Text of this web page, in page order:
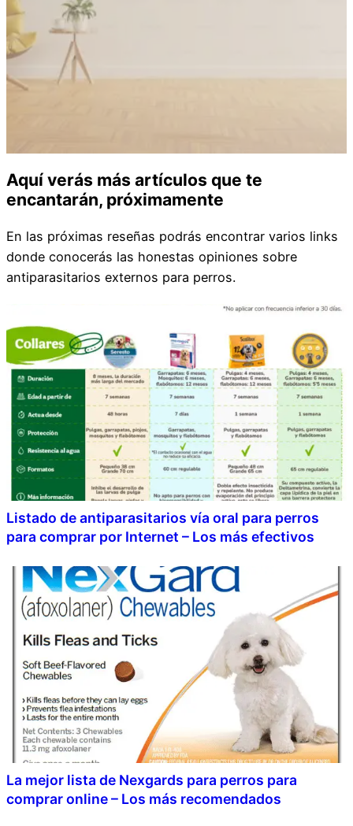
Aquí verás más artículos que te
encantarán, próximamente
En las próximas reseñas podrás encontrar varios links
donde conocerás las honestas opiniones sobre
antiparasitarios externos para perros.
Listado de antiparasitarios vía oral para perros
para comprar por Internet – Los más efectivos
La mejor lista de Nexgards para perros para
comprar online – Los más recomendados